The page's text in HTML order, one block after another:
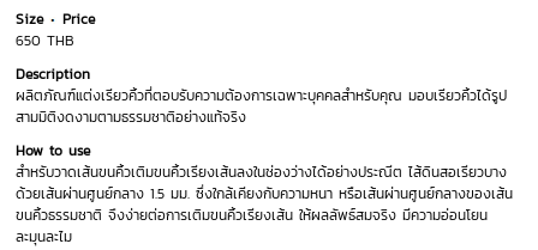
Size
Price
650 THB
Description
ผลิตภัณฑ์แต่งเรียวคิ้วที่ตอบรับความต้องการเฉพาะบุคคลสำหรับคุณ มอบเรียวคิ้วได้รูป
สามมิติงดงามตามธรรมชาติอย่างแท้จริง
How to use
สำหรับวาดเส้นขนคิ้วเติมขนคิ้วเรียงเส้นลงในช่องว่างได้อย่างประณีต ไส้ดินสอเรียวบาง
ด้วยเส้นผ่านศูนย์กลาง 1.5 มม. ซึ่งใกล้เคียงกับความหนา หรือเส้นผ่านศูนย์กลางของเส้น
ขนคิ้วธรรมชาติ จึงง่ายต่อการเติมขนคิ้วเรียงเส้น ให้ผลลัพธ์สมจริง มีความอ่อนโยน
ละมุนละไม